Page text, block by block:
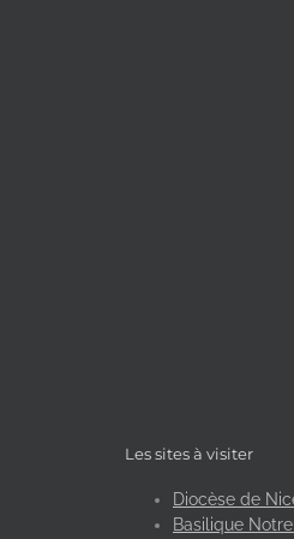
Les sites à visiter
Diocèse de
Basilique